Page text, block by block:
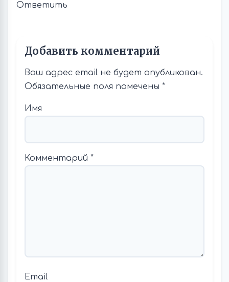
Ответить
Добавить комментарий
Ваш адрес email не будет опубликован.
Обязательные поля помечены *
Имя
Комментарий *
Email